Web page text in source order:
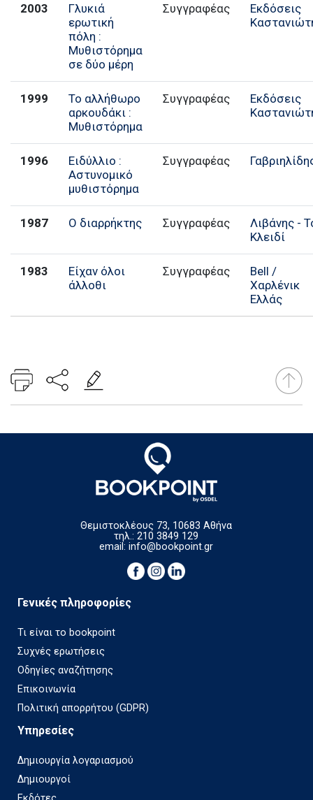
2003
Γλυκιά
ερωτική
πόλη :
Μυθιστόρημα
σε δύο μέρη
Συγγραφέας
Εκδόσεις
1999
Το αλλήθωρο
αρκουδάκι :
Μυθιστόρημα
Συγγραφέας
Εκδόσεις
1996
Ειδύλλιο :
Αστυνομικό
μυθιστόρημα
Συγγραφέας
1987 Ο διαρρήκτης Συγγραφέας
Λιβάνης -
Κλειδί
1983
Είχαν όλοι
άλλοθι
Συγγραφέας
Bell /
Χαρλένικ
Ελλάς
Θεμιστοκλέους 73, 10683 Αθήνα
τηλ.: 210 3849 129
email:info@bookpoint.gr
Γενικές πληροφορίες
Τι είναι το bookpoint
Συχνές ερωτήσεις
Οδηγίες αναζήτησης
Επικοινωνία
Πολιτική απορρήτου (GDPR)
Υπηρεσίες
Δημιουργία λογαριασμού
Δημιουργοί